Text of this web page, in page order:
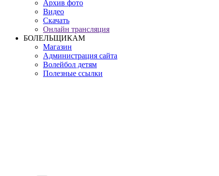
Архив фото
Видео
Скачать
Онлайн трансляция
БОЛЕЛЬЩИКАМ
Магазин
Администрация сайта
Волейбол детям
Полезные ссылки